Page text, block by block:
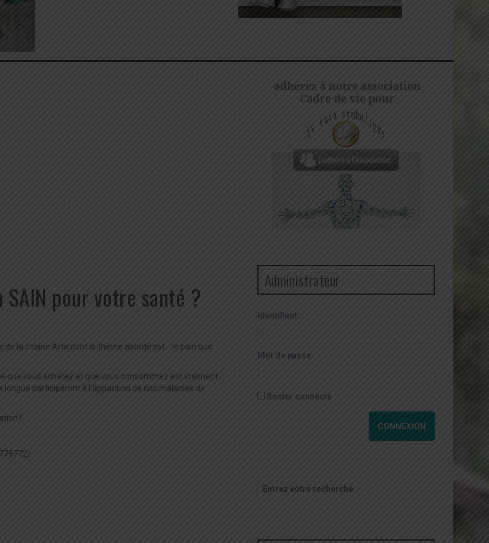
SAIN pour votre santé ?
de la chaîne Arte dont le thème abordé est : le pain que
que vous achetez et que vous consommez est vraiment
participeront à l’apparition de nos maladies de
!
Administrateur
Identifiant:
Mot de passe:
Rester connecté
CONNEXION
pour